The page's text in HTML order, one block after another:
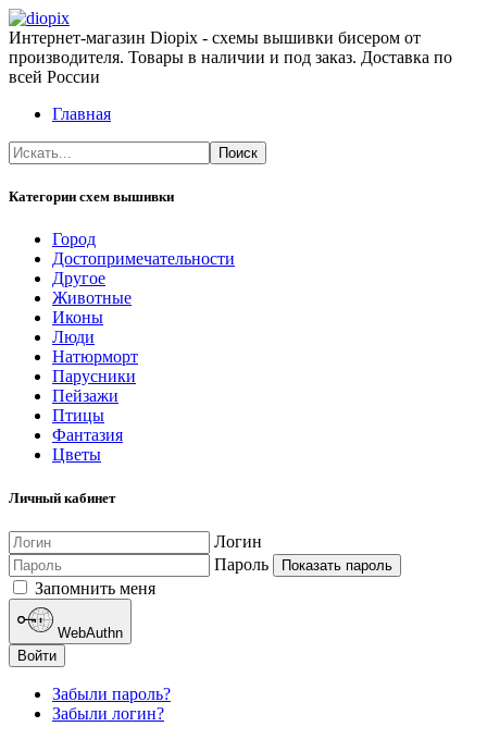
Интернет-магазин Diopix - схемы вышивки бисером от
производителя. Товары в наличии и под заказ. Доставка по
всей России
Главная
Категории схем вышивки
Город
Достопримечательности
Другое
Животные
Иконы
Люди
Натюрморт
Парусники
Пейзажи
Птицы
Фантазия
Цветы
Личный кабинет
Логин
Пароль
Показать пароль
Запомнить меня
WebAuthn
Войти
Забыли пароль?
Забыли логин?